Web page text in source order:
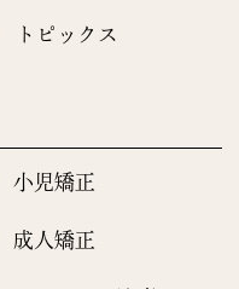
トピックス
小児矯正
成人矯正